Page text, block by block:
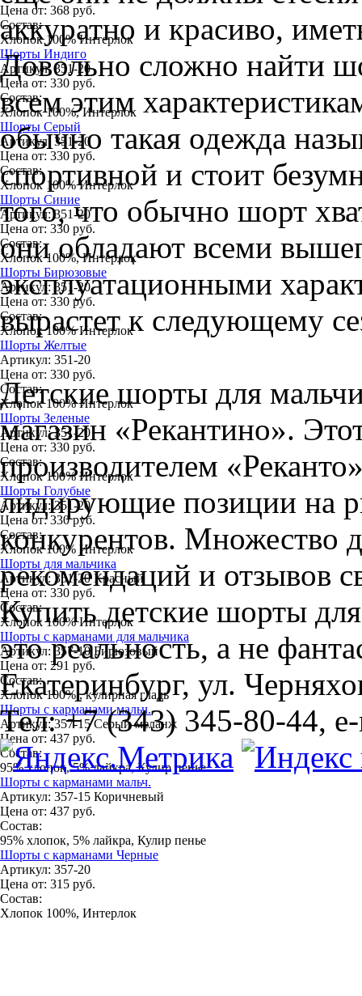
Цена от: 368 руб.
Состав:
Хлопок 100% Интерлок
Шорты Индиго
Артикул:351-20
Цена от: 330 руб.
Состав:
Хлопок 100%, Интерлок
Шорты Серый
Артикул: 351-20
Цена от: 330 руб.
Состав:
Хлопок 100% Интерлок
Шорты Синие
Артикул:351-20
Цена от: 330 руб.
Состав:
Хлопок 100%, Интерлок
Шорты Бирюзовые
Артикул: 351-20
Цена от: 330 руб.
Состав:
Хлопок 100% Интерлок
Шорты Желтые
Артикул: 351-20
Цена от: 330 руб.
Состав:
Хлопок 100% Интерлок
Шорты Зеленые
Артикул:351-20
Цена от: 330 руб.
Состав:
Хлопок 100% Интерлок
Шорты Голубые
Артикул:351-20
Цена от:330руб.
Состав:
Хлопок 100% Интерлок
Шорты для мальчика
Артикул:351-20 Красный
Цена от: 330 руб.
Состав:
Хлопок 100% Интерлок
Шорты с карманами для мальчика
Артикул: 357-10 Бирюзовый
Цена от: 291 руб.
Состав:
Хлопок 100% , кулирная гладь
Шорты с карманами мальч.
Артикул:357-15 Серый-меланж
Цена от: 437 руб.
Состав:
95% хлопок, 5% лайкра, Кулир пенье
Шорты с карманами мальч.
Артикул: 357-15 Коричневый
Цена от: 437 руб.
Состав:
95% хлопок, 5% лайкра, Кулир пенье
Шорты с карманами Черные
Артикул: 357-20
Цена от: 315 руб.
Состав:
Хлопок 100%, Интерлок
аккуратно и красиво,
Довольно сложно найти
всем этим
обычно такая одежда
спортивной и стоит
того, что обычно шорт
они обладают всеми
эксплуатационными
вырастет к следующему
Детские шорты для
магазин «Рекантино».
производителем
лидирующие позиции на
конкурентов. Множество
рекомендаций и отзывов
Купить детские шорты
это реальность, а не
Екатеринбург, ул.
Тел: +7 (343) 345-80-44,